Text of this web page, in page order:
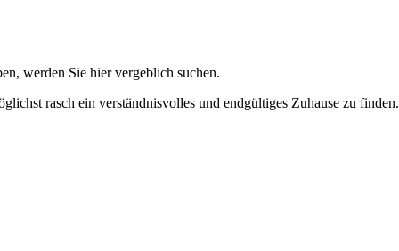
werden Sie hier vergeblich suchen.
rasch ein verständnisvolles und endgültiges Zuhause zu finden.